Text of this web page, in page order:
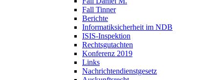
Fall Tinner
Berichte
Informatiksicherheit ­im NDB
ISIS-Inspektion
Rechtsgutachten
Konferenz 2019
Links
Nachrichtendienstgesetz